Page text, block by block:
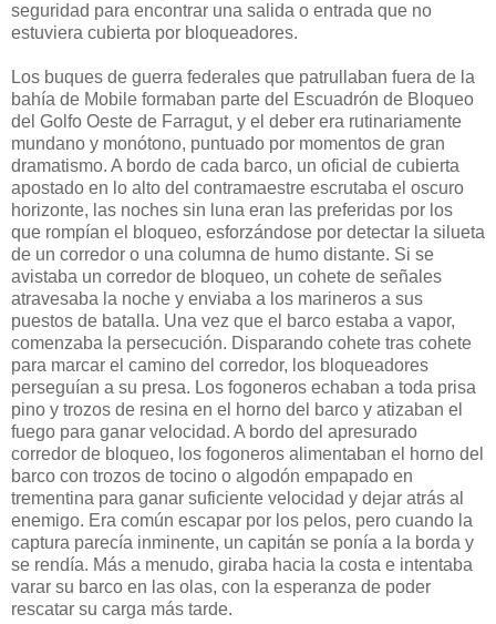
seguridad para encontrar una salida o entrada que no
estuviera cubierta por bloqueadores.
Los buques de guerra federales que patrullaban fuera de la
bahía de Mobile formaban parte del Escuadrón de Bloqueo
del Golfo Oeste de Farragut, y el deber era rutinariamente
mundano y monótono, puntuado por momentos de gran
dramatismo. A bordo de cada barco, un oficial de cubierta
apostado en lo alto del contramaestre escrutaba el oscuro
horizonte, las noches sin luna eran las preferidas por los
que rompían el bloqueo, esforzándose por detectar la silueta
de un corredor o una columna de humo distante. Si se
avistaba un corredor de bloqueo, un cohete de señales
atravesaba la noche y enviaba a los marineros a sus
puestos de batalla. Una vez que el barco estaba a vapor,
comenzaba la persecución. Disparando cohete tras cohete
para marcar el camino del corredor, los bloqueadores
perseguían a su presa. Los fogoneros echaban a toda prisa
pino y trozos de resina en el horno del barco y atizaban el
fuego para ganar velocidad. A bordo del apresurado
corredor de bloqueo, los fogoneros alimentaban el horno del
barco con trozos de tocino o algodón empapado en
trementina para ganar suficiente velocidad y dejar atrás al
enemigo. Era común escapar por los pelos, pero cuando la
captura parecía inminente, un capitán se ponía a la borda y
se rendía. Más a menudo, giraba hacia la costa e intentaba
varar su barco en las olas, con la esperanza de poder
rescatar su carga más tarde.